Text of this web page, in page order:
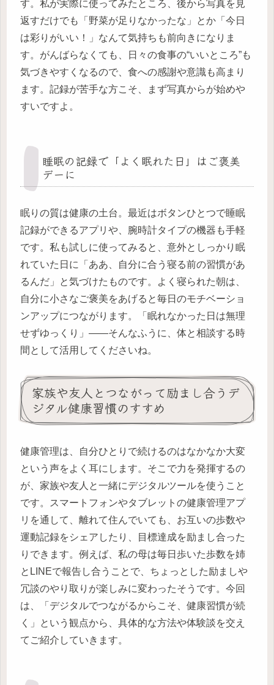
す。私が実際に使ってみたところ、後から写真を見
返すだけでも「野菜が足りなかったな」とか「今日
は彩りがいい！」なんて気持ちも前向きになりま
す。がんばらなくても、日々の食事の“いいところ”も
気づきやすくなるので、食への感謝や意識も高まり
ます。記録が苦手な方こそ、まず写真からが始めや
すいですよ。
睡眠の記録で「よく眠れた日」はご褒美
デーに
眠りの質は健康の土台。最近はボタンひとつで睡眠
記録ができるアプリや、腕時計タイプの機器も手軽
です。私も試しに使ってみると、意外としっかり眠
れていた日に「ああ、自分に合う寝る前の習慣があ
るんだ」と気づけたものです。よく寝られた朝は、
自分に小さなご褒美をあげると毎日のモチベーショ
ンアップにつながります。「眠れなかった日は無理
せずゆっくり」――そんなふうに、体と相談する時
間として活用してくださいね。
家族や友人とつながって励まし合うデ
ジタル健康習慣のすすめ
健康管理は、自分ひとりで続けるのはなかなか大変
という声をよく耳にします。そこで力を発揮するの
が、家族や友人と一緒にデジタルツールを使うこと
です。スマートフォンやタブレットの健康管理アプ
リを通して、離れて住んでいても、お互いの歩数や
運動記録をシェアしたり、目標達成を励まし合った
りできます。例えば、私の母は毎日歩いた歩数を姉
とLINEで報告し合うことで、ちょっとした励ましや
冗談のやり取りが楽しみに変わったそうです。今回
は、「デジタルでつながるからこそ、健康習慣が続
く」という観点から、具体的な方法や体験談を交え
てご紹介していきます。